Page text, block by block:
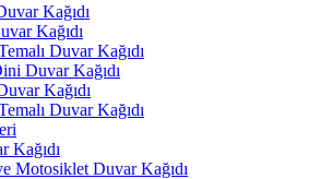
Kağıdı
Kağıdı
Duvar Kağıdı
Duvar Kağıdı
Kağıdı
Duvar Kağıdı
Kağıdı
Motosiklet Duvar Kağıdı